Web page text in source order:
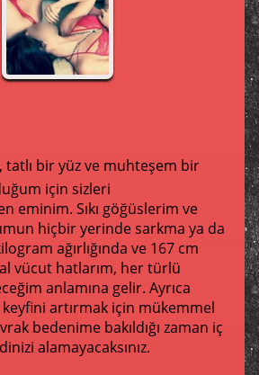
tatlı bir yüz ve muhteşem bir
için sizleri
eminim. Sıkı göğüslerim ve
hiçbir yerinde sarkma ya da
ağırlığında ve 167 cm
vücut hatlarım, her türlü
anlamına gelir. Ayrıca
artırmak için mükemmel
bedenime bakıldığı zaman iç
alamayacaksınız.